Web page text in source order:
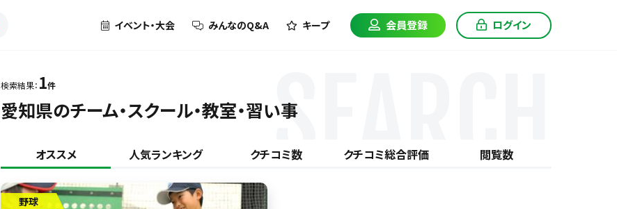
イベント・大会 みんなのQ&A キープ 会員登録 ログイン
SEARCH
検索結果： 1件
愛知県のチーム・スクール・教室・習い事
オススメ 人気ランキング クチコミ数 クチコミ総合評価 閲覧数
野球